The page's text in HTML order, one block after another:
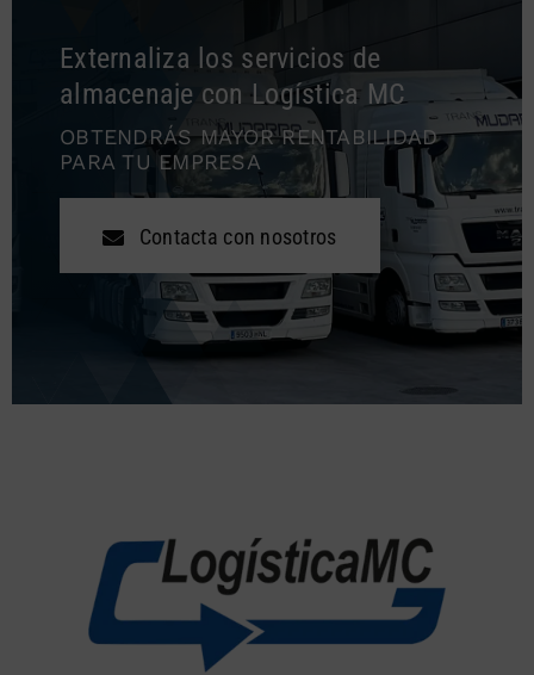
Externaliza los servicios de
almacenaje con Logística MC
OBTENDRÁS MAYOR RENTABILIDAD
PARA TU EMPRESA
Contacta con nosotros